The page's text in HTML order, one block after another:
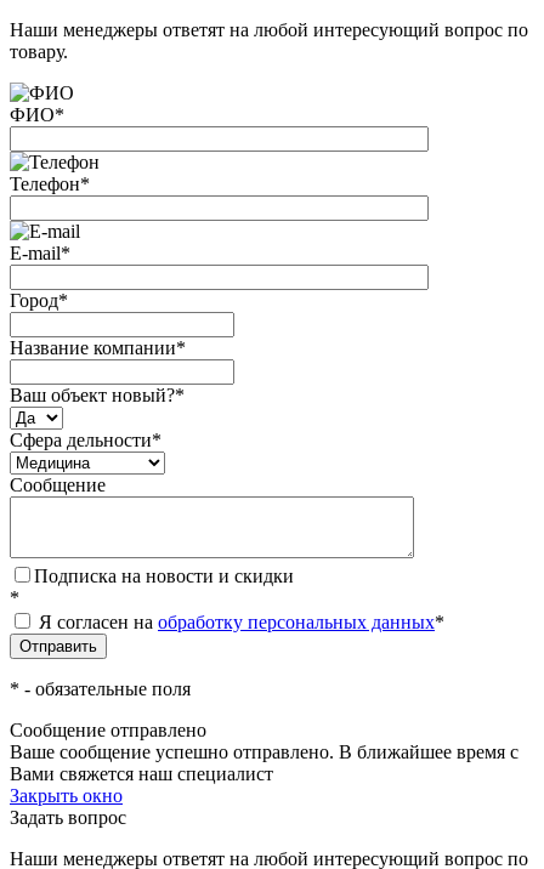
Наши менеджеры ответят на любой интересующий вопрос по
товару.
ФИО*
Телефон*
E-mail*
Город*
Название компании*
Ваш объект новый?*
Сфера дельности*
Сообщение
Подписка на новости и скидки
*
Я согласен на обработку персональных данных*
* - обязательные поля
Сообщение отправлено
Ваше сообщение успешно отправлено. В ближайшее время с
Вами свяжется наш специалист
Закрыть окно
Задать вопрос
Наши менеджеры ответят на любой интересующий вопрос по